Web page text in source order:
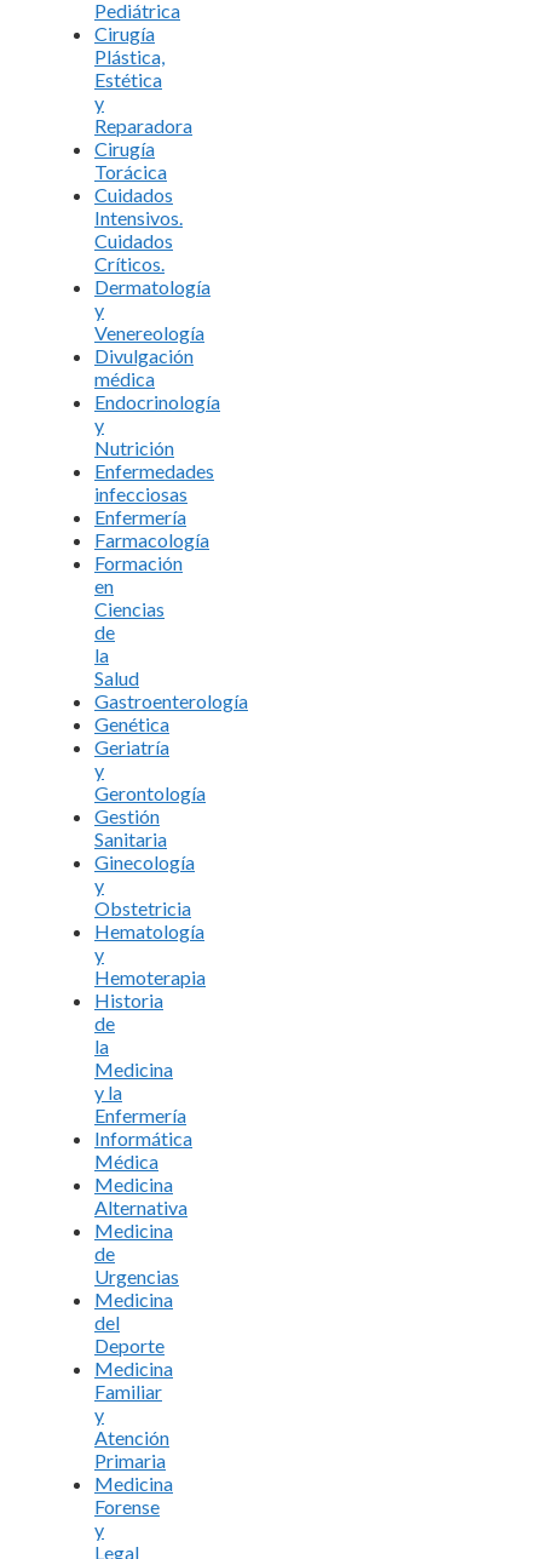
Pediátrica
Cirugía
Plástica,
Estética
y
Reparadora
Cirugía
Torácica
Cuidados
Intensivos.
Cuidados
Críticos.
Dermatología
y
Venereología
Divulgación
médica
Endocrinología
y
Nutrición
Enfermedades
infecciosas
Enfermería
Farmacología
Formación
en
Ciencias
de
la
Salud
Gastroenterología
Genética
Geriatría
y
Gerontología
Gestión
Sanitaria
Ginecología
y
Obstetricia
Hematología
y
Hemoterapia
Historia
de
la
Medicina
y la
Enfermería
Informática
Médica
Medicina
Alternativa
Medicina
de
Urgencias
Medicina
del
Deporte
Medicina
Familiar
y
Atención
Primaria
Medicina
Forense
y
Legal